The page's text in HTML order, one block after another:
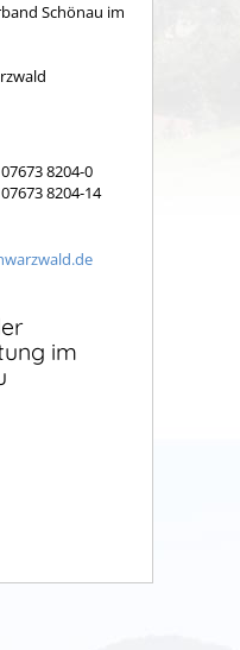
Schönau im
07673 8204-0
07673 8204-14
im